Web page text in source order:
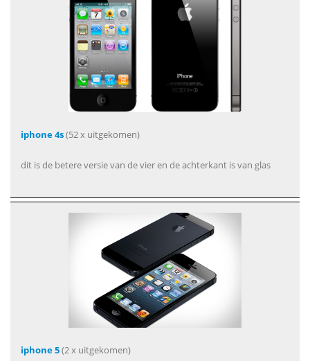
iphone 4s(52 x uitgekomen)
dit is de betere versie van de vier en de achterkant is van glas
iphone 5(2 x uitgekomen)